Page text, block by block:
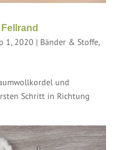
1, 2020 | Bänder & Stoffe,
und
Schritt in Richtung